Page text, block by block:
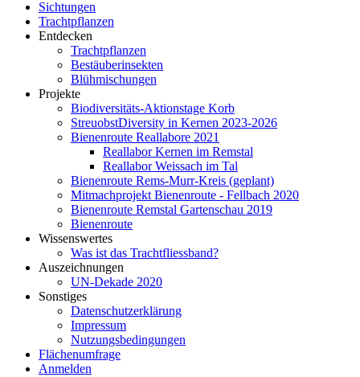
Sichtungen
Trachtpflanzen
Entdecken
Trachtpflanzen
Bestäuberinsekten
Blühmischungen
Projekte
Biodiversitäts-Aktionstage Korb
StreuobstDiversity in Kernen 2023-2026
Bienenroute Reallabore 2021
Reallabor Kernen im Remstal
Reallabor Weissach im Tal
Bienenroute Rems-Murr-Kreis (geplant)
Mitmachprojekt Bienenroute - Fellbach 2020
Bienenroute Remstal Gartenschau 2019
Bienenroute
Wissenswertes
Was ist das Trachtfliessband?
Auszeichnungen
UN-Dekade 2020
Sonstiges
Datenschutzerklärung
Impressum
Nutzungsbedingungen
Flächenumfrage
Anmelden